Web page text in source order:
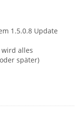
1.5.0.8 Update
alles
später)